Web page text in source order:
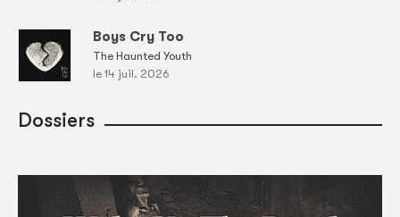
Boys Cry Too
The Haunted Youth
le 14 juil. 2026
Dossiers